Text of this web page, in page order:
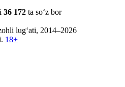
36 172 ta so‘z bor
lug‘ati, 2014–2026
18+